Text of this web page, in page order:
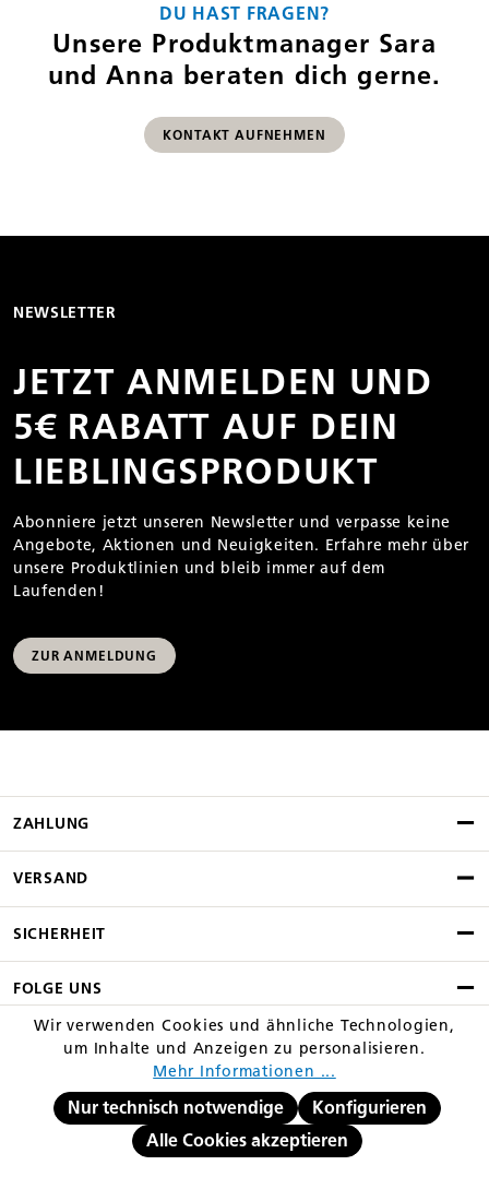
DU HAST FRAGEN?
Unsere Produktmanager Sara
und Anna beraten dich gerne.
KONTAKT AUFNEHMEN
NEWSLETTER
JETZT ANMELDEN UND
5€ RABATT AUF DEIN
LIEBLINGS­PRODUKT
Abonniere jetzt unseren Newsletter und verpasse keine
Angebote, Aktionen und Neuigkeiten. Erfahre mehr über
unsere Produktlinien und bleib immer auf dem
Laufenden!
ZUR ANMELDUNG
ZAHLUNG
VERSAND
SICHERHEIT
FOLGE UNS
HILFE UND SERVICE
RECHTLICHES UND INFO
Alle Preise inkl. Mehrwertsteuer und ggf. zzgl. Versand
Wir verwenden Cookies und ähnliche Technologien,
um Inhalte und Anzeigen zu personalisieren.
Mehr Informationen ...
Nur technisch notwendige
Konfigurieren
Alle Cookies akzeptieren